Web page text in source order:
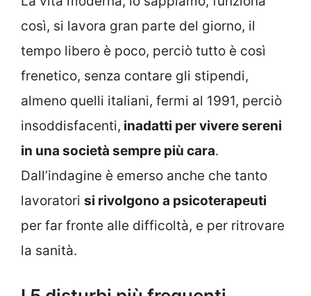
così, si lavora gran parte del giorno, il
tempo libero è poco, perciò tutto è così
frenetico, senza contare gli stipendi,
almeno quelli italiani, fermi al 1991, perciò
insoddisfacenti, inadatti per vivere sereni
in una società sempre più cara.
Dall’indagine è emerso anche che tanto
lavoratori si rivolgono a psicoterapeuti
per far fronte alle difficoltà, e per ritrovare
la sanità.